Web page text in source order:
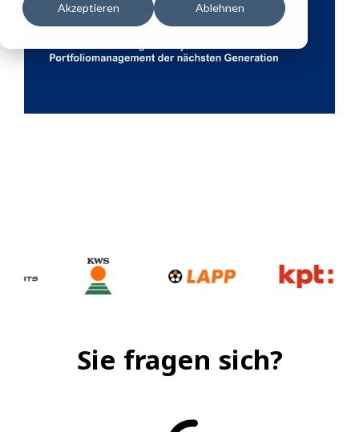
Akzeptieren Ablehnen
Sie fragen sich?